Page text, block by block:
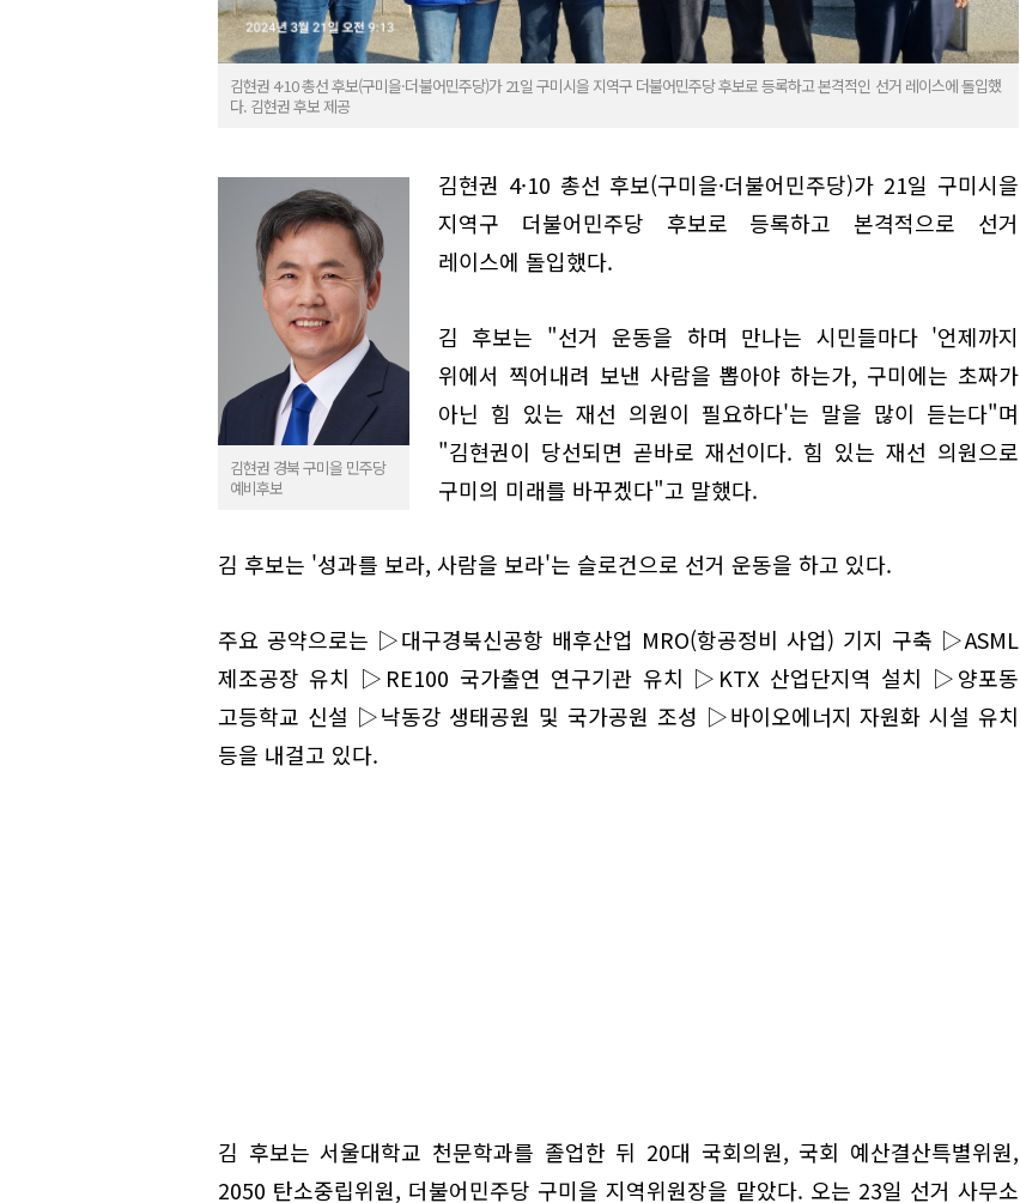
김현권 4·10 총선 후보(구미을·더불어민주당)가 21일 구미시을 지역구 더불어민주당 후보로 등록하고 본격적인 선거 레이스에 돌입했
다. 김현권 후보 제공
김현권 경북 구미을 민주당
예비후보
김현권 4·10 총선 후보(구미을·더불어민주당)가 21일 구미시을
지역구 더불어민주당 후보로 등록하고 본격적으로 선거
레이스에 돌입했다.
김 후보는 "선거 운동을 하며 만나는 시민들마다 '언제까지
위에서 찍어내려 보낸 사람을 뽑아야 하는가, 구미에는 초짜가
아닌 힘 있는 재선 의원이 필요하다'는 말을 많이 듣는다"며
"김현권이 당선되면 곧바로 재선이다. 힘 있는 재선 의원으로
구미의 미래를 바꾸겠다"고 말했다.
김 후보는 '성과를 보라, 사람을 보라'는 슬로건으로 선거 운동을 하고 있다.
주요 공약으로는 ▷대구경북신공항 배후산업 MRO(항공정비 사업) 기지 구축 ▷ASML
제조공장 유치 ▷RE100 국가출연 연구기관 유치 ▷KTX 산업단지역 설치 ▷양포동
고등학교 신설 ▷낙동강 생태공원 및 국가공원 조성 ▷바이오에너지 자원화 시설 유치
등을 내걸고 있다.
김 후보는 서울대학교 천문학과를 졸업한 뒤 20대 국회의원, 국회 예산결산특별위원,
2050 탄소중립위원, 더불어민주당 구미을 지역위원장을 맡았다. 오는 23일 선거 사무소